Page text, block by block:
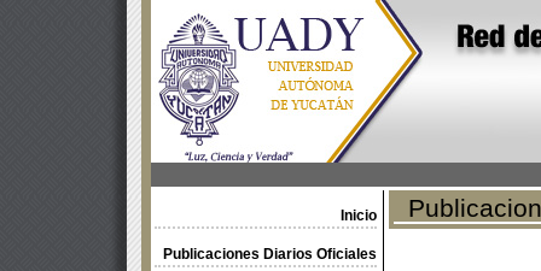
Inicio
Publicaciones Diarios Oficiales